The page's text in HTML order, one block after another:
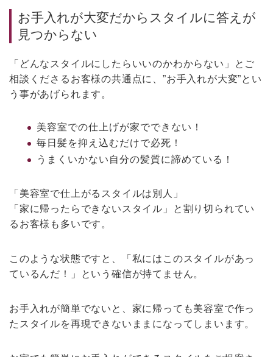
お手入れが大変だからスタイルに答えが
見つからない
「どんなスタイルにしたらいいのかわからない」とご
相談くださるお客様の共通点に、”お手入れが大変”とい
う事があげられます。
美容室での仕上げが家でできない！
毎日髪を抑え込むだけで必死！
うまくいかない自分の髪質に諦めている！
「美容室で仕上がるスタイルは別人」
「家に帰ったらできないスタイル」と割り切られてい
るお客様も多いです。
このような状態ですと、「私にはこのスタイルがあっ
ているんだ！」という確信が持てません。
お手入れが簡単でないと、家に帰っても美容室で作っ
たスタイルを再現できないままになってしまいます。